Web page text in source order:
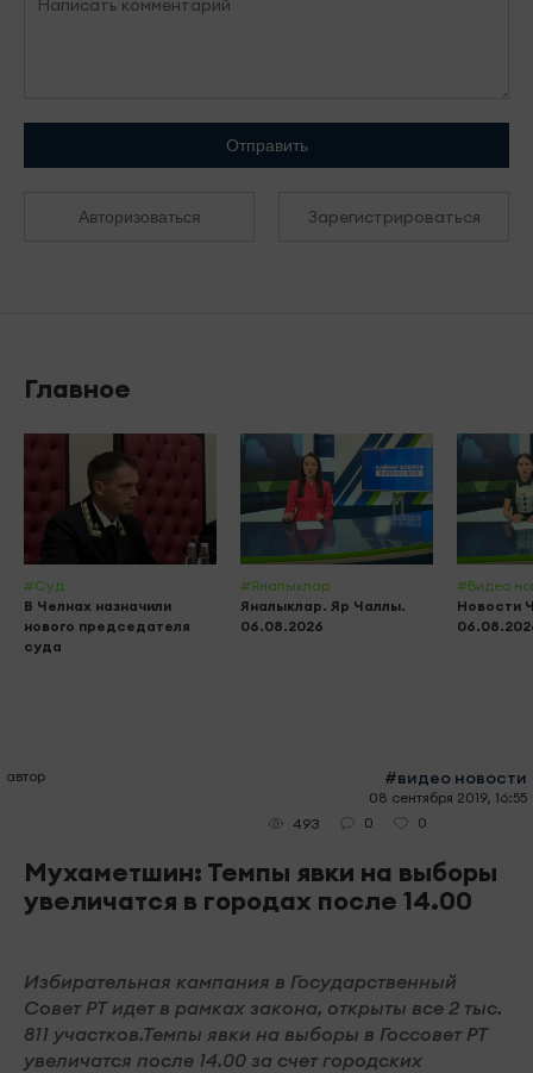
Отправить
Авторизоваться Зарегистрироваться
Главное
#Суд
В Челнах назначили
нового председателя
суда
#Яналыклар
Яналыклар. Яр Чаллы.
06.08.2026
#Видео
Новости
автор #видео новости
08 сентября 2019, 16:55
493
0 0
Мухаметшин: Темпы явки на выборы
увеличатся в городах после 14.00
Избирательная кампания в Государственный
Совет РТ идет в рамках закона, открыты все 2 тыс.
811 участков.Темпы явки на выборы в Госсовет РТ
увеличатся после 14.00 за счет городских